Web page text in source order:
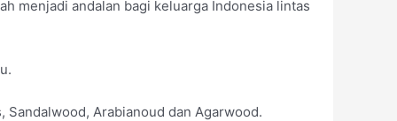
menjadi andalan bagi keluarga Indonesia lintas
Arabianoud dan Agarwood.